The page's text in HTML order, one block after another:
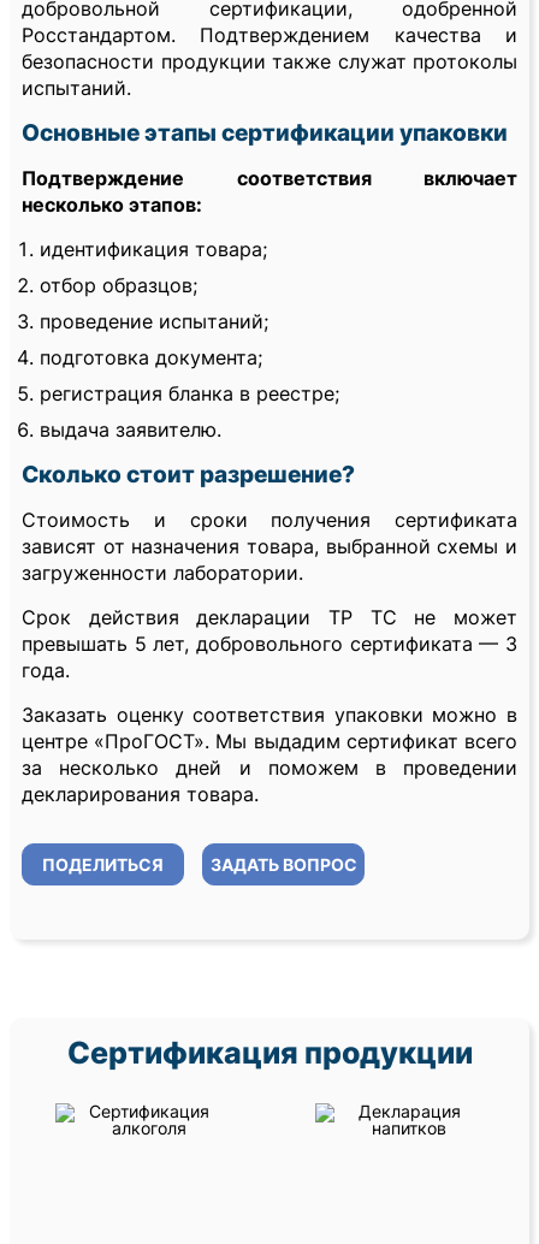
добровольной сертификации, одобренной
Росстандартом. Подтверждением качества и
безопасности продукции также служат протоколы
испытаний.
Основные этапы сертификации упаковки
Подтверждение соответствия включает
несколько этапов:
идентификация товара;
отбор образцов;
проведение испытаний;
подготовка документа;
регистрация бланка в реестре;
выдача заявителю.
Сколько стоит разрешение?
Стоимость и сроки получения сертификата
зависят от назначения товара, выбранной схемы и
загруженности лаборатории.
Срок действия декларации ТР ТС не может
превышать 5 лет, добровольного сертификата — 3
года.
Заказать оценку соответствия упаковки можно в
центре «ПроГОСТ». Мы выдадим сертификат всего
за несколько дней и поможем в проведении
декларирования товара.
ПОДЕЛИТЬСЯ ЗАДАТЬ ВОПРОС
Сертификация продукции